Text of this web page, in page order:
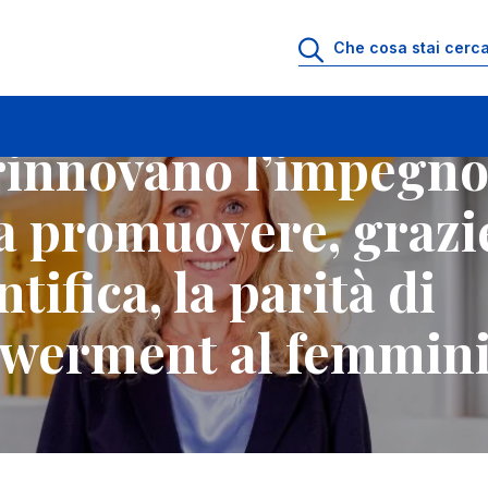
l’impegno
promuovere,
la parità di
al